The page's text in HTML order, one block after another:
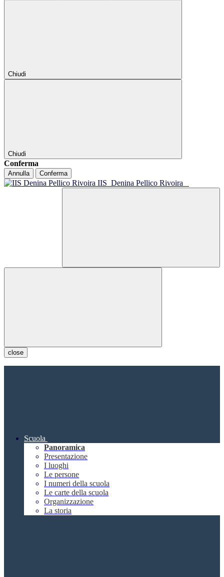
Chiudi
Chiudi
Conferma
Annulla Conferma
IIS Denina Pellico Rivoira
close
Scuola
Panoramica
Presentazione
I luoghi
Le persone
I numeri della scuola
Le carte della scuola
Organizzazione
La storia